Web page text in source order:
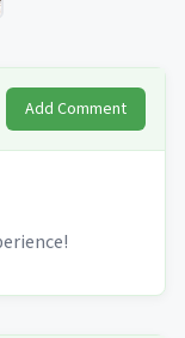
Add Comment